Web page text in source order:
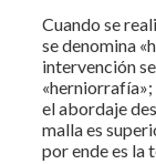
Cuando se
se denomina
intervención
el abordaje
malla es
por ende es la